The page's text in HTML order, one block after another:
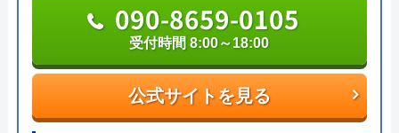
公式サイトを見る
高森設備の基本情報公式サイトを見る
090-8659-0105
受付時間 8:00～18:00